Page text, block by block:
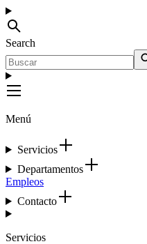
Search
Menú
Servicios
Departamentos
Empleos
Contacto
Servicios